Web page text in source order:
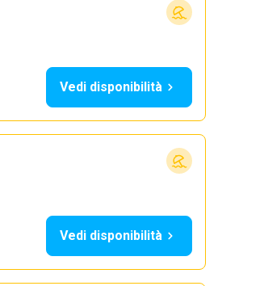
Vedi disponibilità
Vedi disponibilità